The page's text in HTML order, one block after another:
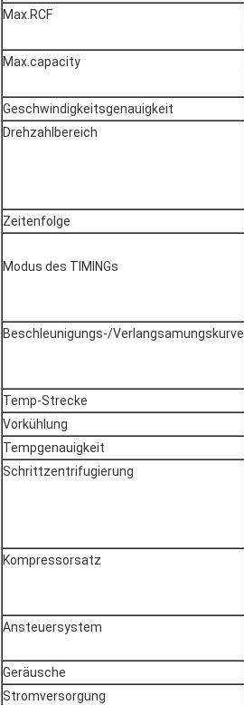
Max.RCF
Max.capacity
Geschwindigkeitsgenauigkeit
Drehzahlbereich
Zeitenfolge
Modus des TIMINGs
Beschleunigungs-/Verlangsamungskurve
Temp-Strecke
Vorkühlung
Tempgenauigkeit
Schrittzentrifugierung
Kompressorsatz
Ansteuersystem
Geräusche
Stromversorgung